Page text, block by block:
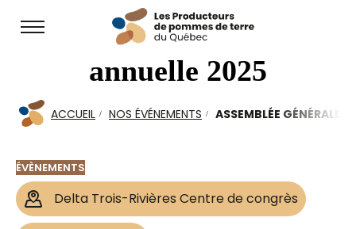
Open
Assemblée générale
annuelle 2025
ACCUEIL NOS ÉVÉNEMENTS ASSEMBLÉE GÉNÉRALE
ÉVÈNEMENTS
Delta Trois-Rivières Centre de congrès